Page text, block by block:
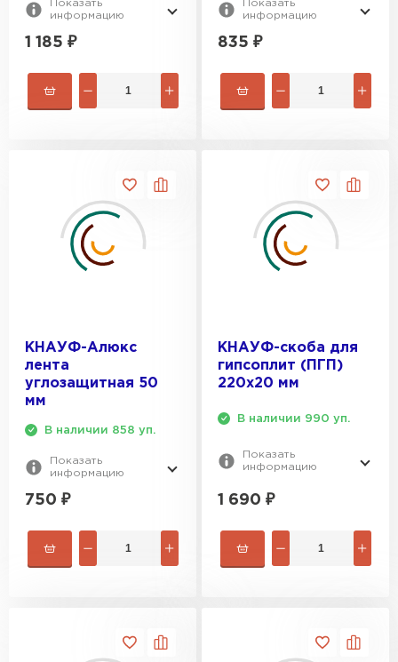
Показать
информацию
1 185 ₽
Показать
информацию
835 ₽
КНАУФ-Алюкс
лента
углозащитная 50
мм
В наличии 858 уп.
Показать
информацию
750 ₽
КНАУФ-скоба для
гипсоплит (ПГП)
220x20 мм
В наличии 990 уп.
Показать
информацию
1 690 ₽
Утеплитель Izolife